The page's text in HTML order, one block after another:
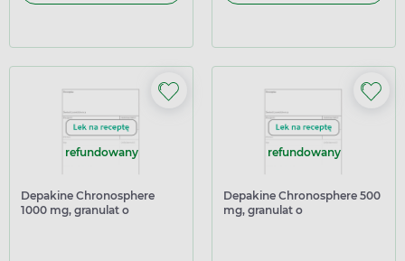
refundowany
Depakine Chronosphere
1000 mg, granulat o
refundowany
Depakine Chronosphere 500
mg, granulat o